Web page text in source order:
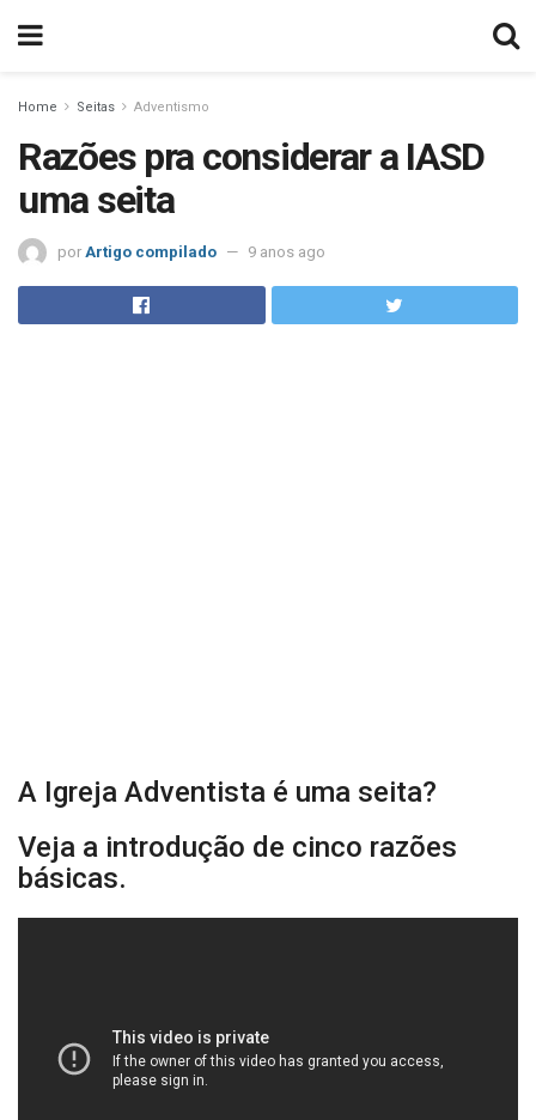
Home Seitas Adventismo
Razões pra considerar a IASD
uma seita
por Artigo compilado 9 anos ago
A Igreja Adventista é uma seita?
Veja a introdução de cinco razões
básicas.